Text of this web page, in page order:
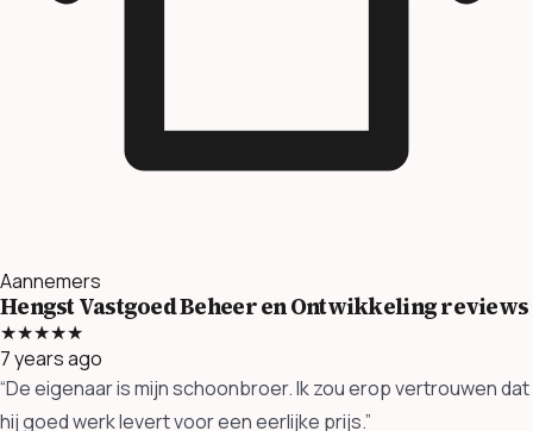
Aannemers
Hengst Vastgoed Beheer en Ontwikkeling reviews
★★★★★
7 years ago
“De eigenaar is mijn schoonbroer. Ik zou erop vertrouwen dat
hij goed werk levert voor een eerlijke prijs.”